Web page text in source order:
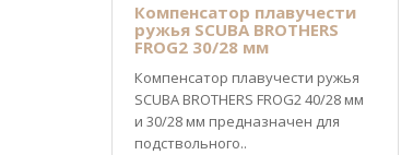
Компенсатор плавучести
ружья SCUBA BROTHERS
FROG2 30/28 мм
Компенсатор плавучести ружья
SCUBA BROTHERS FROG2 40/28 мм
и 30/28 мм предназначен для
подствольного..